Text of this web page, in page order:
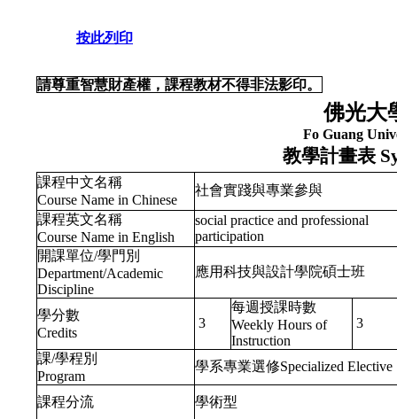
按此列印
請尊重智慧財產權，課程教材不得非法影印。
佛光大
Fo Guang
教學計畫表
課程中文名稱
Course Name in Chinese
社會實踐與專業參與
課程英文名稱
Course Name in English
social practice and professional
participation
開課單位/學門別
Department/Academic
Discipline
應用科技與設計學院碩士班
學分數
Credits
3
每週授課時數
Weekly Hours of
Instruction
3
課/學程別
Program
學系專業選修Specialized Elective
課程分流 學術型